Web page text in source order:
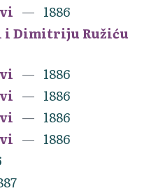
1886
i Dimitriju Ružiću
1886
1886
1886
1886